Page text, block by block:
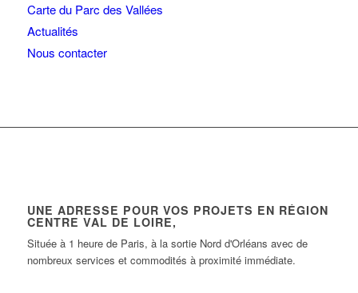
Carte du Parc des Vallées
Actualités
Nous contacter
UNE ADRESSE POUR VOS PROJETS EN RÉGION
CENTRE VAL DE LOIRE,
Située à 1 heure de Paris, à la sortie Nord d'Orléans avec de
nombreux services et commodités à proximité immédiate.